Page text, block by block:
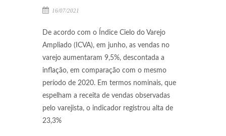
16/07/2021
De acordo com o Índice Cielo do Varejo
Ampliado (ICVA), em junho, as vendas no
varejo aumentaram 9,5%, descontada a
inflação, em comparação com o mesmo
período de 2020. Em termos nominais, que
espelham a receita de vendas observadas
pelo varejista, o indicador registrou alta de
23,3%